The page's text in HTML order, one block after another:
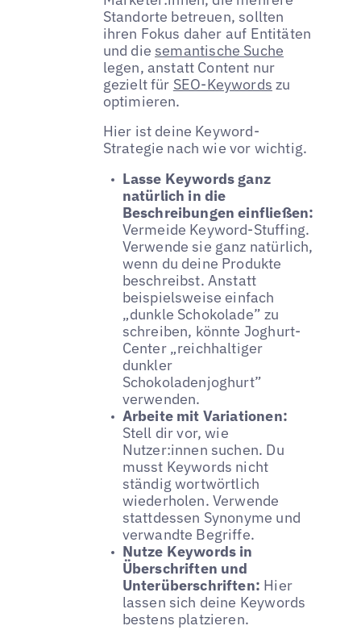
Standorte betreuen, sollten
ihren Fokus daher auf Entitäten
und die semantische Suche
legen, anstatt Content nur
gezielt für SEO-Keywords zu
optimieren.
Hier ist deine Keyword-
Strategie nach wie vor wichtig.
Lasse Keywords ganz
natürlich in die
Beschreibungen einfließen:
Vermeide Keyword-Stuffing.
Verwende sie ganz natürlich,
wenn du deine Produkte
beschreibst. Anstatt
beispielsweise einfach
„dunkle Schokolade” zu
schreiben, könnte Joghurt-
Center „reichhaltiger
dunkler
Schokoladenjoghurt”
verwenden.
Arbeite mit Variationen:
Stell dir vor, wie
Nutzer:innen suchen. Du
musst Keywords nicht
ständig wortwörtlich
wiederholen. Verwende
stattdessen Synonyme und
verwandte Begriffe.
Nutze Keywords in
Überschriften und
Unterüberschriften: Hier
lassen sich deine Keywords
bestens platzieren.